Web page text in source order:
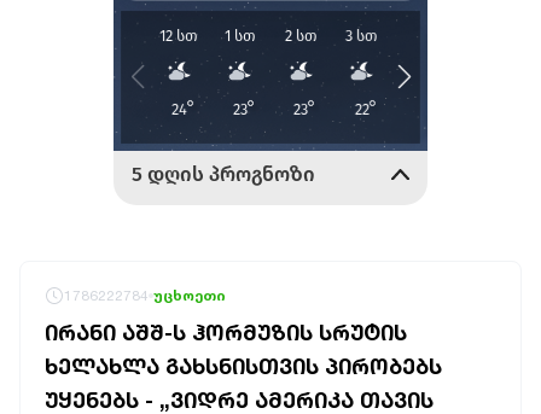
1786222784 უცხოეთი
ᲘᲠᲐᲜᲘ ᲐᲨᲨ-Ს ᲰᲝᲠᲛᲣᲖᲘᲡ ᲡᲠᲣᲢᲘᲡ
ᲮᲔᲚᲐᲮᲚᲐ ᲒᲐᲮᲡᲜᲘᲡᲗᲕᲘᲡ ᲞᲘᲠᲝᲑᲔᲑᲡ
ᲣᲧᲔᲜᲔᲑᲡ - „ᲕᲘᲓᲠᲔ ᲐᲛᲔᲠᲘᲙᲐ ᲗᲐᲕᲘᲡ